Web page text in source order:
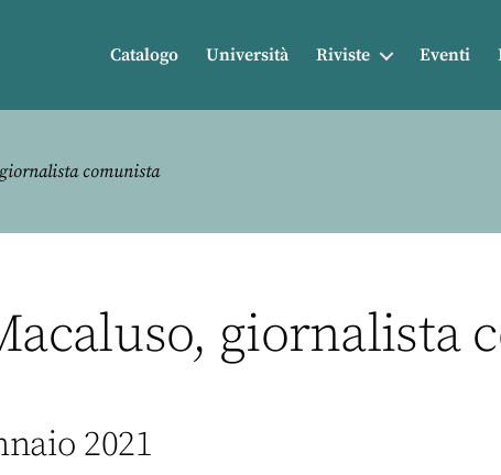
Catalogo Università Riviste Eventi
comunista
giornalista
2021